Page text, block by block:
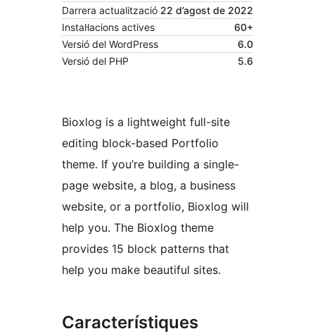
Darrera actualització 22 d’agost de 2022
Instal·lacions actives
60+
Versió del WordPress
6.0
Versió del PHP
5.6
Bioxlog is a lightweight full-site
editing block-based Portfolio
theme. If you’re building a single-
page website, a blog, a business
website, or a portfolio, Bioxlog will
help you. The Bioxlog theme
provides 15 block patterns that
help you make beautiful sites.
Característiques